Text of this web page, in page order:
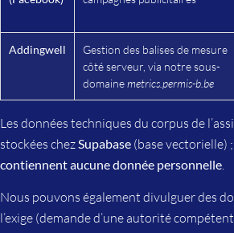
Addingwell
Gestion des balises de mesure
côté serveur, via notre sous-
domainemetrics.permis-b.be
Les données techniques du corpus de
stockées chez Supabase (base vectorielle) ;
contiennent aucune donnée personnelle
Nous pouvons également divulguer des
l’exige (demande d’une autorité